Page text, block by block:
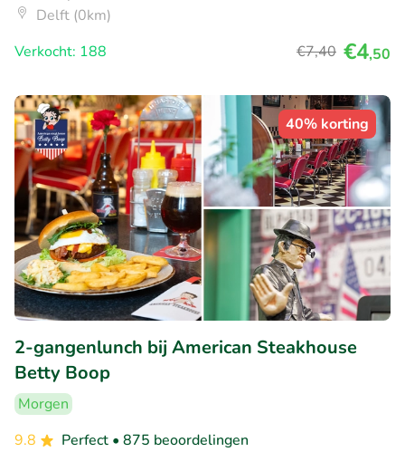
Delft (0km)
Verkocht: 188
€7,40 €4,50
40% korting
2-gangenlunch bij American Steakhouse
Betty Boop
Morgen
9.8
Perfect • 875 beoordelingen